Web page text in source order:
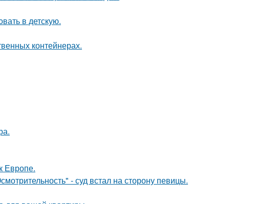
в детскую.
контейнерах.
Европе.
- суд встал на сторону певицы.